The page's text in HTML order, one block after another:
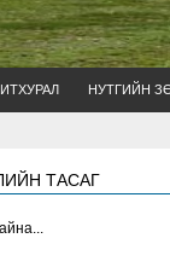
ИТХУРАЛ НУТГИЙН
ТАСАГ